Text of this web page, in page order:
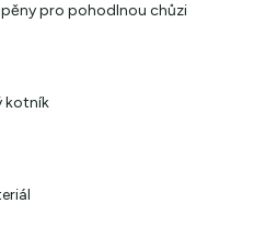
pro pohodlnou chůzi
kotník